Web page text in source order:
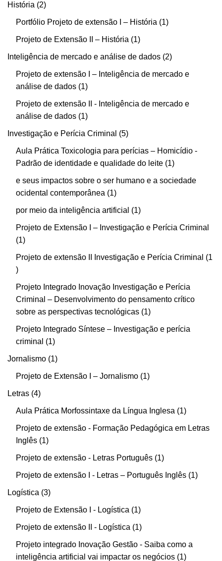
História 2
Portfólio Projeto de extensão I – História 1
Projeto de Extensão II – História 1
Inteligência de mercado e análise de dados 2
Projeto de extensão I – Inteligência de mercado e
análise de dados 1
Projeto de extensão II - Inteligência de mercado e
análise de dados 1
Investigação e Perícia Criminal 5
Aula Prática Toxicologia para perícias – Homicídio -
Padrão de identidade e qualidade do leite 1
e seus impactos sobre o ser humano e a sociedade
ocidental contemporânea
1
por meio da inteligência artificial 1
Projeto de Extensão I – Investigação e Perícia Criminal
1
Projeto de extensão II Investigação e Perícia Criminal 1
Projeto Integrado Inovação Investigação e Perícia
Criminal – Desenvolvimento do pensamento crítico
sobre as perspectivas tecnológicas 1
Projeto Integrado Síntese – Investigação e perícia
criminal
1
Jornalismo 1
Projeto de Extensão I – Jornalismo 1
Letras 4
Aula Prática Morfossintaxe da Língua Inglesa 1
Projeto de extensão - Formação Pedagógica em Letras
Inglês 1
Projeto de extensão - Letras Português 1
Projeto de extensão I - Letras – Português Inglês 1
Logística 3
Projeto de Extensão I - Logística 1
Projeto de extensão II - Logística 1
Projeto integrado Inovação Gestão - Saiba como a
inteligência artificial vai impactar os negócios 1